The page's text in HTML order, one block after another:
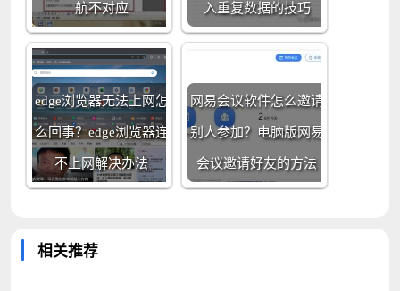
航不对应 入重复数据的技巧
edge浏览器无法上网怎
么回事？edge浏览器连
不上网解决办法
网易会议软件怎么邀请
别人参加？电脑版网易
会议邀请好友的方法
相关推荐